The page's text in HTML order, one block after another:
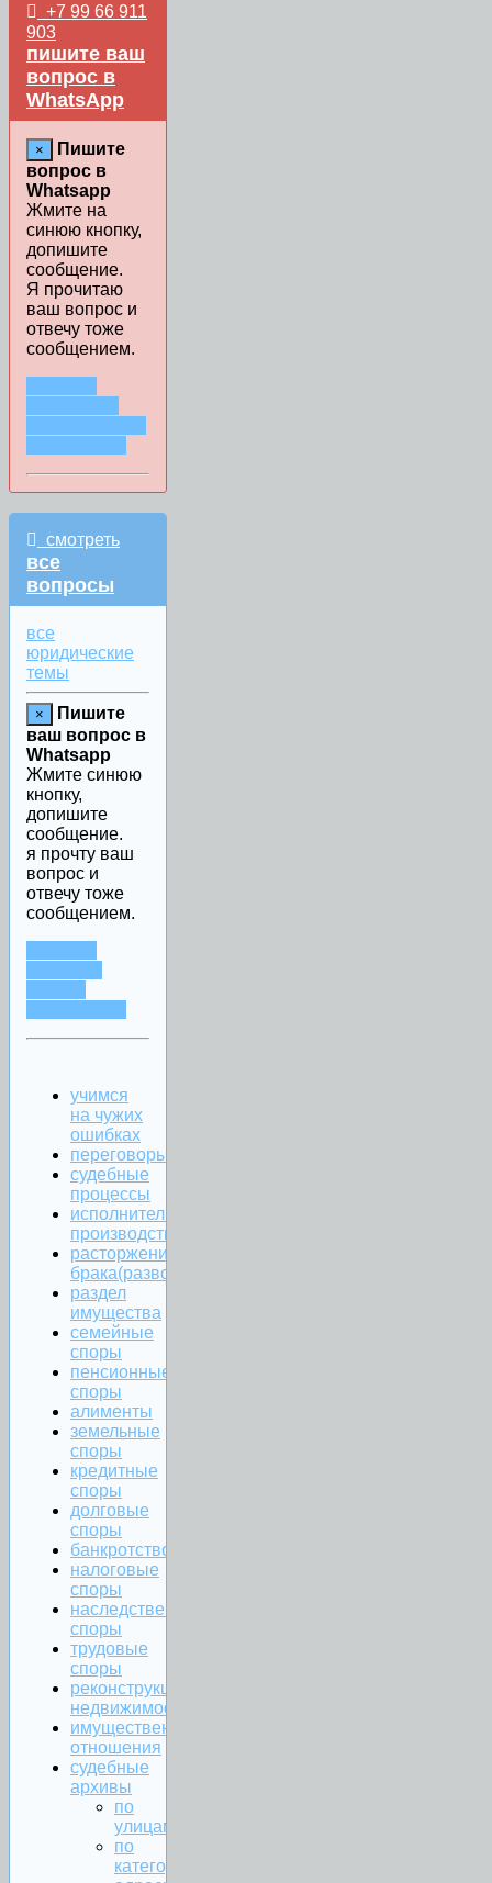
+7 99 66 911
903
пишите ваш
вопрос в
WhatsApp
×
Пишите
вопрос в
Whatsapp
Жмите на
синюю кнопку,
допишите
сообщение.
Я прочитаю
ваш вопрос и
отвечу тоже
сообщением.
смотреть
все
вопросы
все
юридические
темы
×
Пишите
ваш вопрос в
Whatsapp
Жмите синюю
кнопку,
допишите
сообщение.
я прочту ваш
вопрос и
отвечу тоже
сообщением.
учимся
на чужих
ошибках
переговоры
судебные
процессы
исполнительное
производство
расторжение
брака(развод)
раздел
имущества
семейные
споры
пенсионные
споры
алименты
земельные
споры
кредитные
споры
долговые
споры
банкротство
налоговые
споры
наследственные
споры
трудовые
споры
реконструкция
недвижимости
имущественные
отношения
судебные
архивы
по
улицам
по
категориям